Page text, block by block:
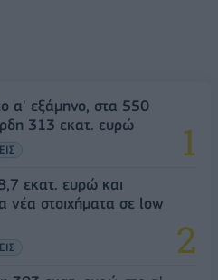
α' εξάμηνο, στα 550
313 εκατ. ευρώ
εκατ. ευρώ και
στοιχήματα σε low